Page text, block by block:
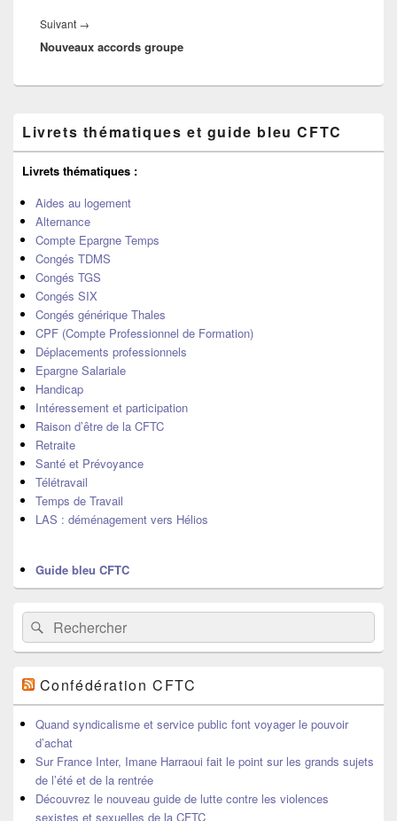
Suivant →
suivant :
Nouveaux accords groupe
principale
de
widget
la
barre
latérale
Livrets thématiques et guide bleu CFTC
Livrets thématiques :
Aides au logement
Alternance
Compte Epargne Temps
Congés TDMS
Congés TGS
Congés SIX
Congés générique Thales
CPF (Compte Professionnel de Formation)
Déplacements professionnels
Epargne Salariale
Handicap
Intéressement et participation
Raison d’être de la CFTC
Retraite
Santé et Prévoyance
Télétravail
Temps de Travail
LAS : déménagement vers Hélios
Guide bleu CFTC
Recherche :
Rechercher
Confédération CFTC
Quand syndicalisme et service public font voyager le pouvoir
d’achat
Sur France Inter, Imane Harraoui fait le point sur les grands sujets
de l’été et de la rentrée
Découvrez le nouveau guide de lutte contre les violences
sexistes et sexuelles de la CFTC